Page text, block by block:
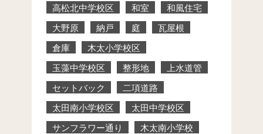
高松北中学校区
和室
和風住宅
大野原
納戸 庭
瓦屋根
倉庫
木太小学校区
玉藻中学校区
整形地
上水道管
セットバック
二項道路
太田南小学校区
太田中学校区
サンフラワー通り
木太南小学校